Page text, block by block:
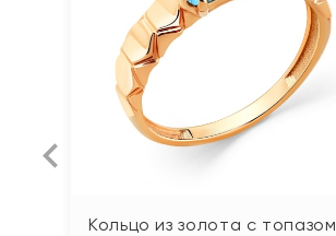
Кольцо из золота с топазом